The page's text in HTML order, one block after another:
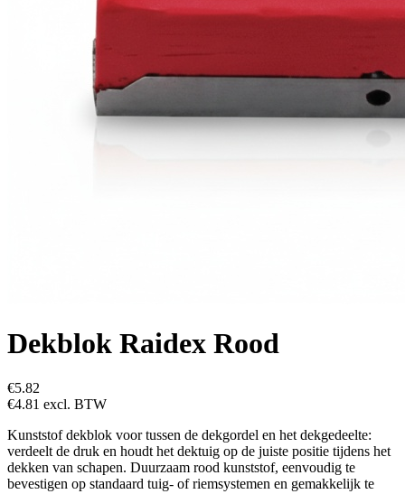
Dekblok Raidex Rood
€5.82
€4.81 excl. BTW
Kunststof dekblok voor tussen de dekgordel en het dekgedeelte:
verdeelt de druk en houdt het dektuig op de juiste positie tijdens het
dekken van schapen. Duurzaam rood kunststof, eenvoudig te
bevestigen op standaard tuig- of riemsystemen en gemakkelijk te